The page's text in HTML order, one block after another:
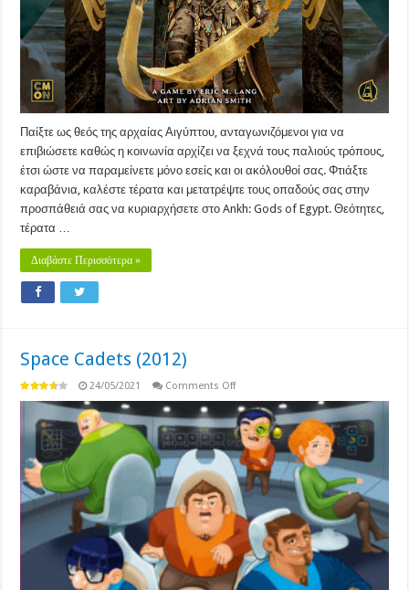
Παίξτε ως θεός της αρχαίας Αιγύπτου, ανταγωνιζόμενοι για να
επιβιώσετε καθώς η κοινωνία αρχίζει να ξεχνά τους παλιούς τρόπους,
έτσι ώστε να παραμείνετε μόνο εσείς και οι ακόλουθοί σας. Φτιάξτε
καραβάνια, καλέστε τέρατα και μετατρέψτε τους οπαδούς σας στην
προσπάθειά σας να κυριαρχήσετε στο Ankh: Gods of Egypt. Θεότητες,
τέρατα …
Διαβάστε Περισσότερα »
Space Cadets (2012)
24/05/2021 Comments Offon
Cadets
(2012)